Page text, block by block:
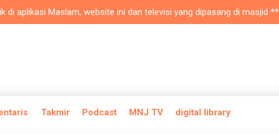
aplikasi Maslam, website ini dan televisi yang dipasang di masjid
Takmir Podcast MNJ TV digital library